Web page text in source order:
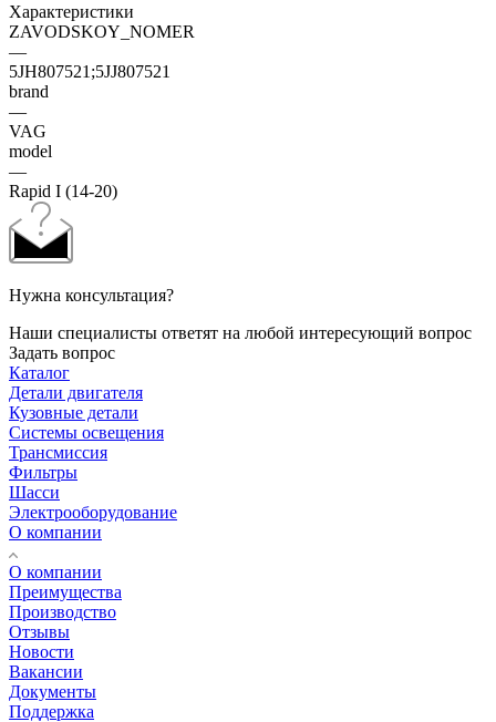
Характеристики
ZAVODSKOY_NOMER
—
5JH807521;5JJ807521
brand
—
VAG
model
—
Rapid I (14-20)
Нужна консультация?
Наши специалисты ответят на любой интересующий вопрос
Задать вопрос
Каталог
Детали двигателя
Кузовные детали
Системы освещения
Трансмиссия
Фильтры
Шасси
Электрооборудование
О компании
О компании
Преимущества
Производство
Отзывы
Новости
Вакансии
Документы
Поддержка